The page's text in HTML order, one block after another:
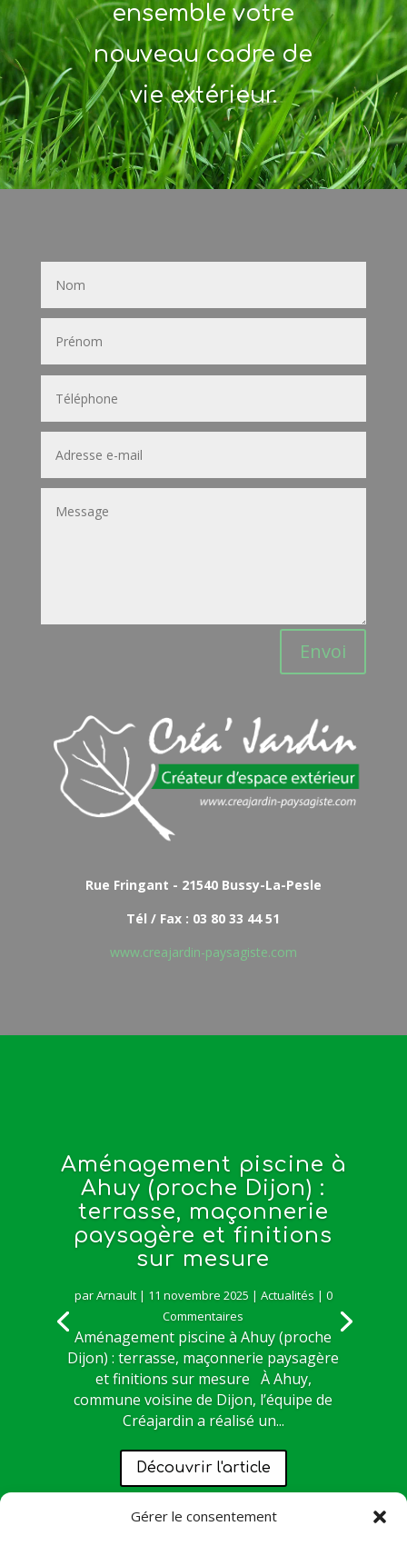
Gérer le consentement
ensemble votre
nouveau cadre de
vie extérieur.
Envoi
Rue Fringant - 21540 Bussy-La-Pesle
Tél / Fax : 03 80 33 44 51
www.creajardin-paysagiste.com
Aménagement piscine à
Ahuy (proche Dijon) :
terrasse, maçonnerie
paysagère et finitions
sur mesure
parArnault| 11 novembre 2025 | Actualités | 0
Commentaires
Aménagement piscine à Ahuy (proche
Dijon) : terrasse, maçonnerie paysagère
et finitions sur mesure À Ahuy,
commune voisine de Dijon, l’équipe de
Créajardin a réalisé un...
Découvrir l'article